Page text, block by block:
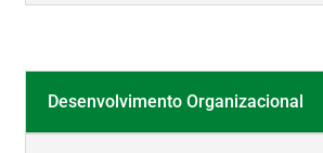
Desenvolvimento Organizacional